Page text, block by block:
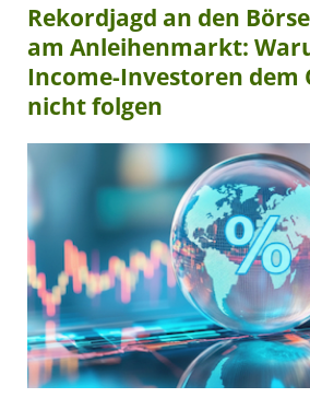
Rekordjagd an den
am Anleihenmarkt:
Income-Investoren dem
nicht folgen